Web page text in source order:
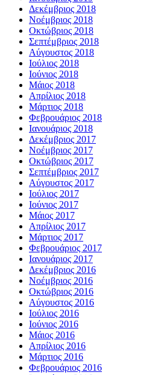
Δεκέμβριος 2018
Νοέμβριος 2018
Οκτώβριος 2018
Σεπτέμβριος 2018
Αύγουστος 2018
Ιούλιος 2018
Ιούνιος 2018
Μάιος 2018
Απρίλιος 2018
Μάρτιος 2018
Φεβρουάριος 2018
Ιανουάριος 2018
Δεκέμβριος 2017
Νοέμβριος 2017
Οκτώβριος 2017
Σεπτέμβριος 2017
Αύγουστος 2017
Ιούλιος 2017
Ιούνιος 2017
Μάιος 2017
Απρίλιος 2017
Μάρτιος 2017
Φεβρουάριος 2017
Ιανουάριος 2017
Δεκέμβριος 2016
Νοέμβριος 2016
Οκτώβριος 2016
Αύγουστος 2016
Ιούλιος 2016
Ιούνιος 2016
Μάιος 2016
Απρίλιος 2016
Μάρτιος 2016
Φεβρουάριος 2016